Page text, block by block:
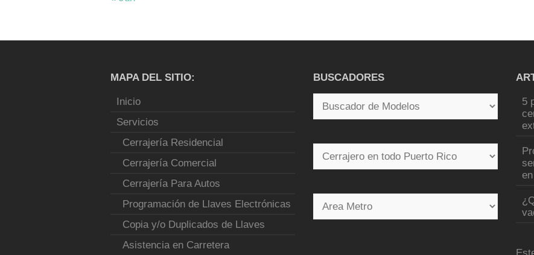
MAPA DEL SITIO:
Inicio
Servicios
Cerrajería Residencial
Cerrajería Comercial
Cerrajería Para Autos
Programación de Llaves Electrónicas
Copia y/o Duplicados de Llaves
Asistencia en Carretera
BUSCADORES
5